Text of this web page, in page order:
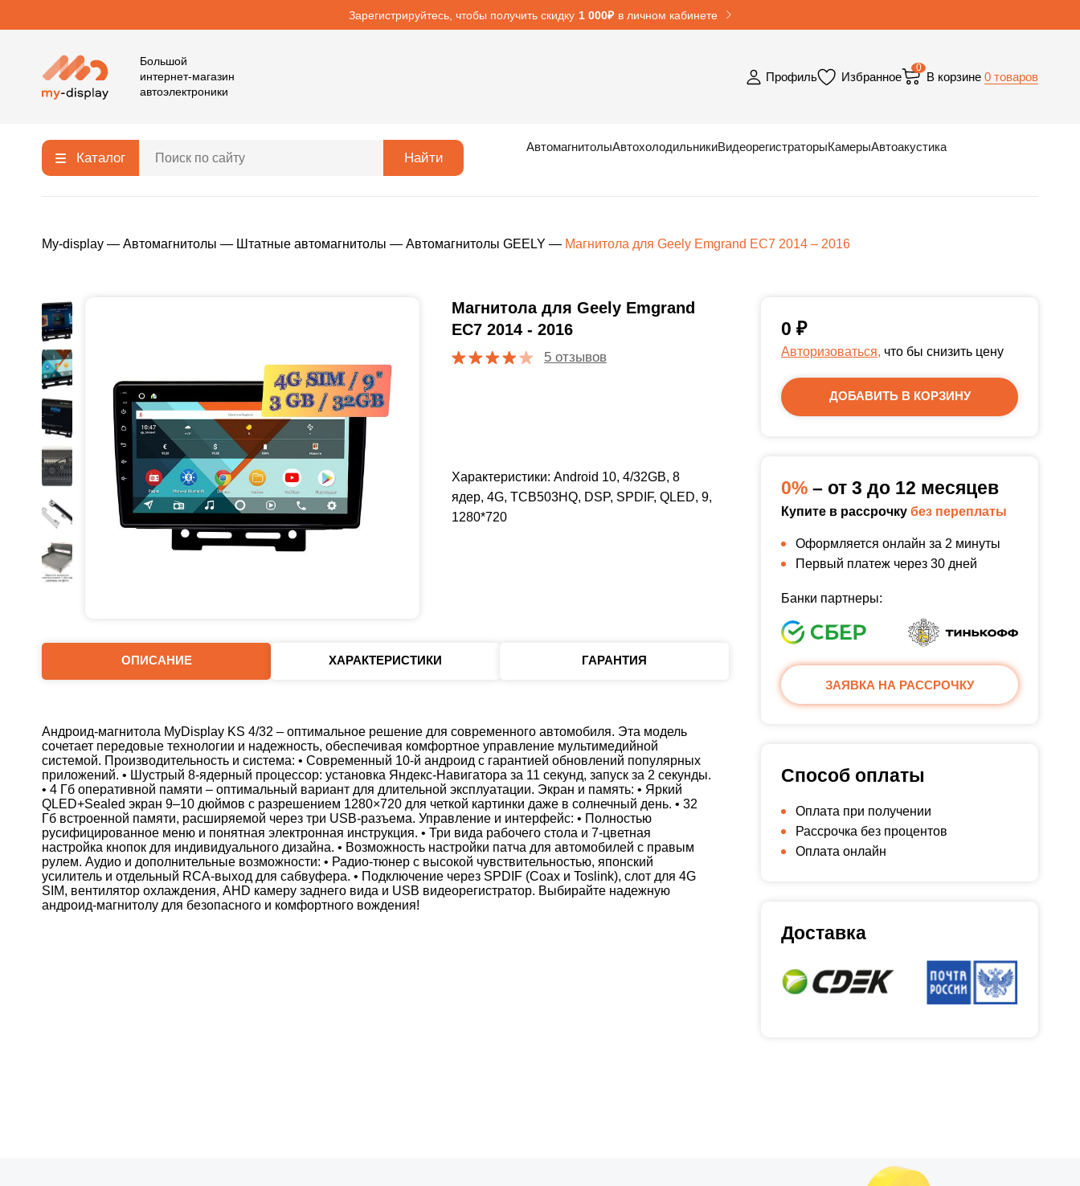
Зарегистрируйтесь, чтобы получить скидку 1 000₽ в личном кабинете
Большой
интернет-магазин
автоэлектроники
Профиль Избранное
0
В корзине 0 товаров
Каталог Найти
АвтомагнитолыАвтохолодильникиВидеорегистраторыКамерыАвтоакустика
My-display — Автомагнитолы — Штатные автомагнитолы — Автомагнитолы GEELY — Магнитола для Geely Emgrand EC7 2014 – 2016
Магнитола для Geely Emgrand
EC7 2014 - 2016
5 отзывов
Характеристики: Android 10, 4/32GB, 8
ядер, 4G, TCB503HQ, DSP, SPDIF, QLED, 9,
1280*720
ОПИСАНИЕ ХАРАКТЕРИСТИКИ ГАРАНТИЯ
Андроид-магнитола MyDisplay KS 4/32 – оптимальное решение для современного автомобиля. Эта модель
сочетает передовые технологии и надежность, обеспечивая комфортное управление мультимедийной
системой. Производительность и система: • Современный 10-й андроид с гарантией обновлений популярных
приложений. • Шустрый 8-ядерный процессор: установка Яндекс-Навигатора за 11 секунд, запуск за 2 секунды.
• 4 Гб оперативной памяти – оптимальный вариант для длительной эксплуатации. Экран и память: • Яркий
QLED+Sealed экран 9–10 дюймов с разрешением 1280×720 для четкой картинки даже в солнечный день. • 32
Гб встроенной памяти, расширяемой через три USB-разъема. Управление и интерфейс: • Полностью
русифицированное меню и понятная электронная инструкция. • Три вида рабочего стола и 7-цветная
настройка кнопок для индивидуального дизайна. • Возможность настройки патча для автомобилей с правым
рулем. Аудио и дополнительные возможности: • Радио-тюнер с высокой чувствительностью, японский
усилитель и отдельный RCA-выход для сабвуфера. • Подключение через SPDIF (Coax и Toslink), слот для 4G
SIM, вентилятор охлаждения, AHD камеру заднего вида и USB видеорегистратор. Выбирайте надежную
андроид-магнитолу для безопасного и комфортного вождения!
0 ₽
Авторизоваться, что бы снизить цену
ДОБАВИТЬ В КОРЗИНУ
0% – от 3 до 12 месяцев
Купите в рассрочку без переплаты
Оформляется онлайн за 2 минуты
Первый платеж через 30 дней
Банки партнеры:
ЗАЯВКА НА РАССРОЧКУ
Способ оплаты
Оплата при получении
Рассрочка без процентов
Оплата онлайн
Доставка